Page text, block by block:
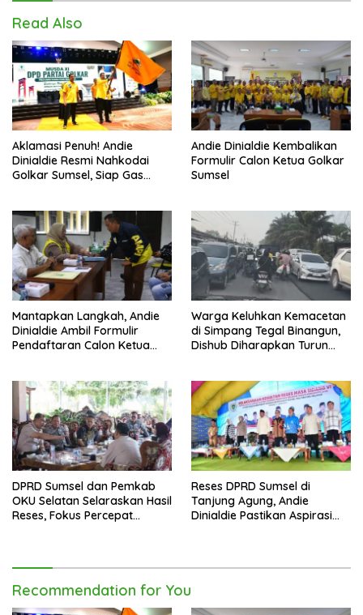
Read Also
Aklamasi Penuh! Andie
Dinialdie Resmi Nahkodai
Golkar Sumsel, Siap Gas
Andie Dinialdie Kembalikan
Formulir Calon Ketua Golkar
Sumsel
Mantapkan Langkah, Andie
Dinialdie Ambil Formulir
Pendaftaran Calon Ketua
Warga Keluhkan Kemacetan
di Simpang Tegal Binangun,
Dishub Diharapkan Turun
DPRD Sumsel dan Pemkab
OKU Selatan Selaraskan Hasil
Reses, Fokus Percepat
Reses DPRD Sumsel di
Tanjung Agung, Andie
Dinialdie Pastikan Aspirasi
Recommendation for You